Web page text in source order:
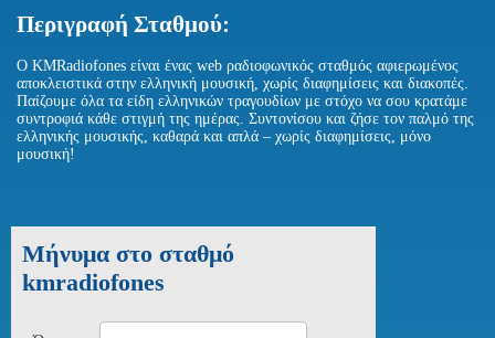
Περιγραφή Σταθμού:
Ο KMRadiofones είναι ένας web ραδιοφωνικός σταθμός αφιερωμένος
αποκλειστικά στην ελληνική μουσική, χωρίς διαφημίσεις και διακοπές.
Παίζουμε όλα τα είδη ελληνικών τραγουδίων με στόχο να σου κρατάμε
συντροφιά κάθε στιγμή της ημέρας. Συντονίσου και ζήσε τον παλμό της
ελληνικής μουσικής, καθαρά και απλά – χωρίς διαφημίσεις, μόνο
μουσική!
Μήνυμα στο σταθμό
kmradiofones